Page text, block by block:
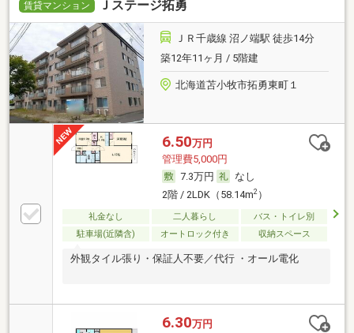
賃貸マンション Ｊステージ拓勇
ＪＲ千歳線 沼ノ端駅 徒歩14分
築12年11ヶ月 / 5階建
北海道苫小牧市拓勇東町１
6.50万円
管理費5,000円
7.3万円
なし
2階 / 2LDK（58.14m2）
礼金なし 二人暮らし
バス・トイレ別
駐車場(近隣含)
オートロック付き 収納スペース
外観タイル張り・保証人不要／代行 ・オール電化
6.30万円